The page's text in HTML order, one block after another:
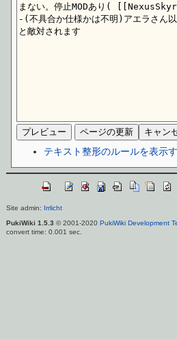
テキスト整形のルールを表示
Site admin: Irrlicht
PukiWiki 1.5.3 © 2001-2020 PukiWiki Development
convert time: 0.001 sec.